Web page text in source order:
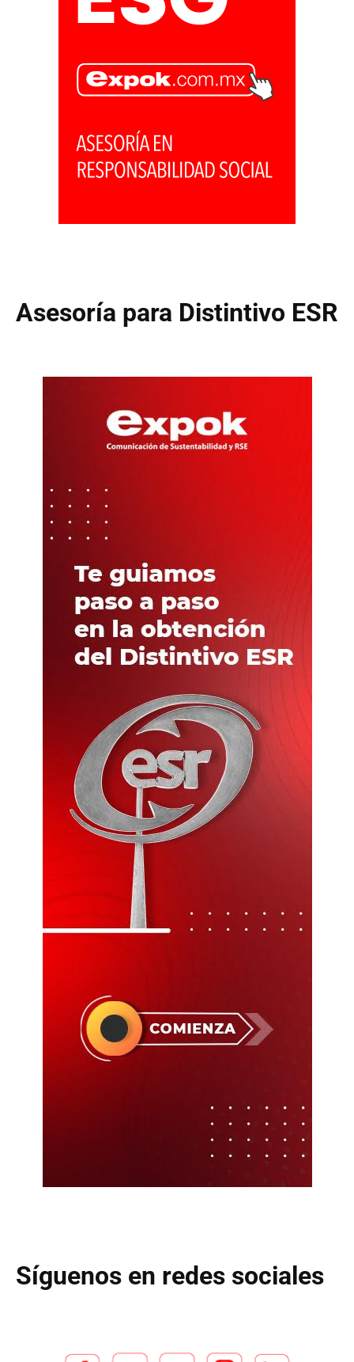
Asesoría para Distintivo ESR
Síguenos en redes sociales